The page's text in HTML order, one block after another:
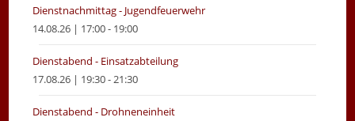
Dienstnachmittag - Jugendfeuerwehr
14.08.26 | 17:00 - 19:00
Dienstabend - Einsatzabteilung
17.08.26 | 19:30 - 21:30
Dienstabend - Drohneneinheit